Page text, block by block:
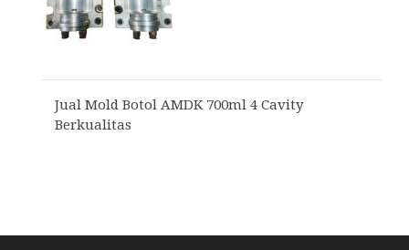
Jual Mold Botol AMDK 700ml 4 Cavity
Berkualitas